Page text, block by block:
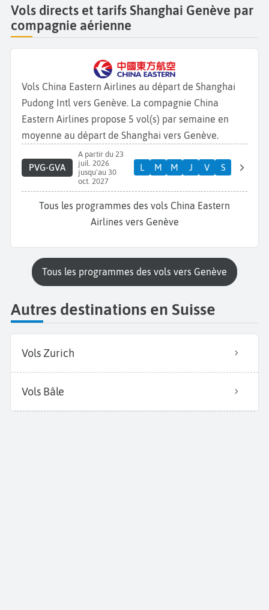
Vols directs et tarifs Shanghai Genève par
compagnie aérienne
Vols China Eastern Airlines au départ de Shanghai
Pudong Intl vers Genève. La compagnie China
Eastern Airlines propose 5 vol(s) par semaine en
moyenne au départ de Shanghai vers Genève.
PVG-GVA
A partir du 23
juil. 2026
jusqu'au 30
oct. 2027
L M M J V S
Tous les programmes des vols China Eastern
Airlines vers Genève
Tous les programmes des vols vers Genève
Autres destinations en Suisse
Vols Zurich
Vols Bâle